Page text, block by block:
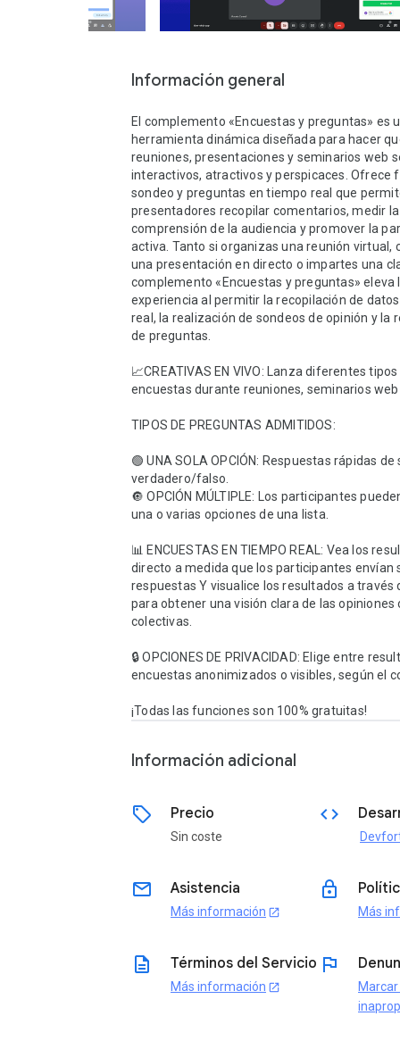
Información general
El complemento «Encuestas y preguntas» es
herramienta dinámica diseñada para hacer
reuniones, presentaciones y seminarios web
interactivos, atractivos y perspicaces. Ofrece
sondeo y preguntas en tiempo real que
presentadores recopilar comentarios, medir la
comprensión de la audiencia y promover la
activa. Tanto si organizas una reunión virtual,
una presentación en directo o impartes una
complemento «Encuestas y preguntas» eleva
experiencia al permitir la recopilación de
real, la realización de sondeos de opinión y la
de preguntas.
📈CREATIVAS EN VIVO: Lanza diferentes
encuestas durante reuniones, seminarios
TIPOS DE PREGUNTAS ADMITIDOS:
🟢 UNA SOLA OPCIÓN: Respuestas rápidas
verdadero/falso.
🔘 OPCIÓN MÚLTIPLE: Los participantes
una o varias opciones de una lista.
📊 ENCUESTAS EN TIEMPO REAL: Vea los
directo a medida que los participantes envían
respuestas Y visualice los resultados a través
para obtener una visión clara de las opiniones
colectivas.
🔒 OPCIONES DE PRIVACIDAD: Elige entre
encuestas anonimizados o visibles, según el
¡Todas las funciones son 100% gratuitas!
Información adicional
sell Precio
Sin coste
code
email Asistencia
Más información open_in_new
lock
Más
description Términos del Servicio
Más información open_in_new
flag